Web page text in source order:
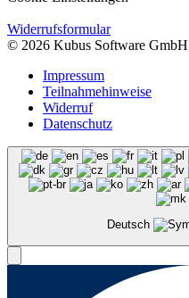
Widerrufsformular
© 2026 Kubus Software GmbH
Impressum
Teilnahmehinweise
Widerruf
Datenschutz
Deutsch